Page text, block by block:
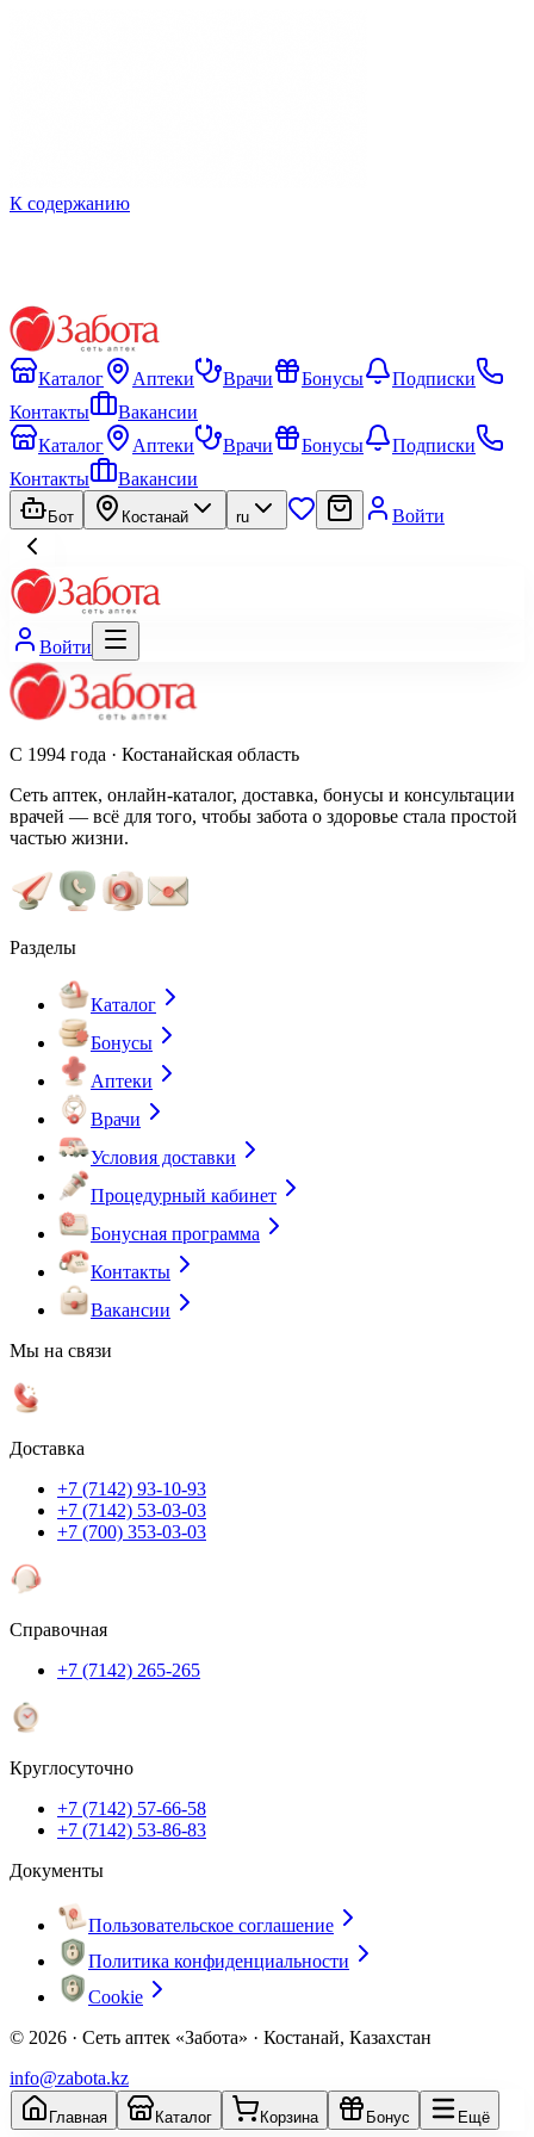
К содержанию
Каталог Аптеки Врачи Бонусы
Подписки
Контакты
Вакансии
Каталог
Аптеки Врачи Бонусы
Подписки
Контакты
Вакансии
Бот Костанай ru Войти
Войти
С 1994 года · Костанайская область
Сеть аптек, онлайн-каталог, доставка, бонусы и консультации
врачей — всё для того, чтобы забота о здоровье стала простой
частью жизни.
Разделы
Каталог
Бонусы
Аптеки
Врачи
Условия доставки
Процедурный кабинет
Бонусная программа
Контакты
Вакансии
Мы на связи
Доставка
+7 (7142) 93-10-93
+7 (7142) 53-03-03
+7 (700) 353-03-03
Справочная
+7 (7142) 265-265
Круглосуточно
+7 (7142) 57-66-58
+7 (7142) 53-86-83
Документы
Пользовательское соглашение
Политика конфиденциальности
Cookie
© 2026 · Сеть аптек «Забота» · Костанай, Казахстан
info@zabota.kz
Главная Каталог Корзина Бонус Ещё